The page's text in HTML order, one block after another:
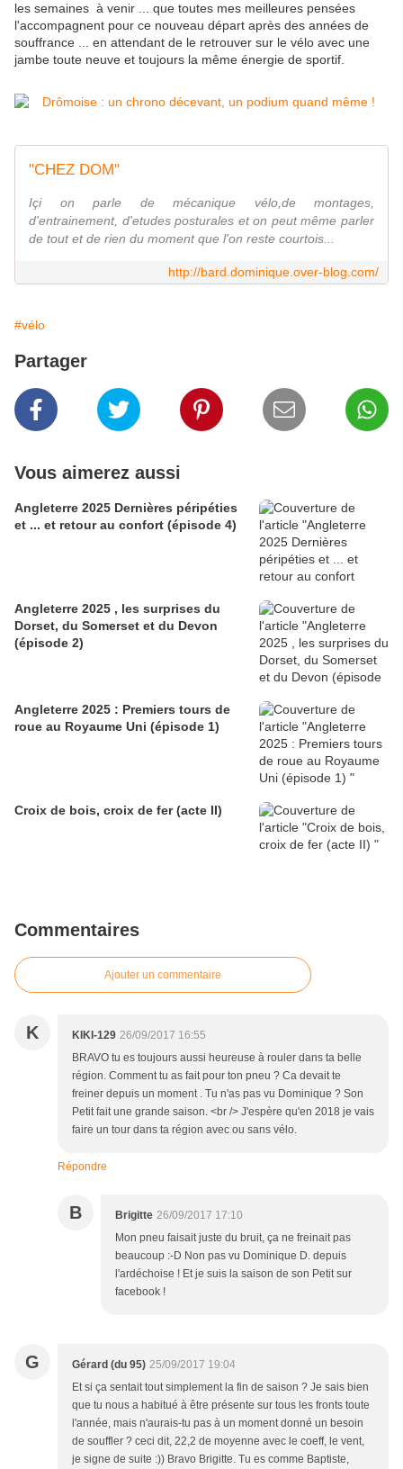
les semaines à venir ... que toutes mes meilleures pensées
l'accompagnent pour ce nouveau départ après des années de
souffrance ... en attendant de le retrouver sur le vélo avec une
jambe toute neuve et toujours la même énergie de sportif.
"CHEZ DOM"
Içi on parle de mécanique vélo,de montages,
d'entrainement, d'etudes posturales et on peut même parler
de tout et de rien du moment que l'on reste courtois...
http://bard.dominique.over-blog.com/
#vélo
Partager
Vous aimerez aussi
Angleterre 2025 Dernières péripéties
et ... et retour au confort (épisode 4)
Angleterre 2025 , les surprises du
Dorset, du Somerset et du Devon
(épisode 2)
Angleterre 2025 : Premiers tours de
roue au Royaume Uni (épisode 1)
Croix de bois, croix de fer (acte II)
Commentaires
Ajouter un commentaire
K KIKI-129 26/09/2017 16:55
BRAVO tu es toujours aussi heureuse à rouler dans ta belle
région. Comment tu as fait pour ton pneu ? Ca devait te
freiner depuis un moment . Tu n'as pas vu Dominique ? Son
Petit fait une grande saison. <br /> J'espère qu'en 2018 je vais
faire un tour dans ta région avec ou sans vélo.
Répondre
B Brigitte 26/09/2017 17:10
Mon pneu faisait juste du bruit, ça ne freinait pas
beaucoup :-D Non pas vu Dominique D. depuis
l'ardéchoise ! Et je suis la saison de son Petit sur
facebook !
G Gérard (du 95) 25/09/2017 19:04
Et si ça sentait tout simplement la fin de saison ? Je sais bien
que tu nous a habitué à être présente sur tous les fronts toute
l'année, mais n'aurais-tu pas à un moment donné un besoin
de souffler ? ceci dit, 22,2 de moyenne avec le coeff, le vent,
je signe de suite :)) Bravo Brigitte. Tu es comme Baptiste,